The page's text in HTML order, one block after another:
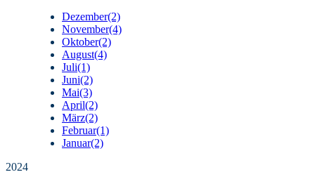
Dezember(2)
November(4)
Oktober(2)
August(4)
Juli(1)
Juni(2)
Mai(3)
April(2)
März(2)
Februar(1)
Januar(2)
2024